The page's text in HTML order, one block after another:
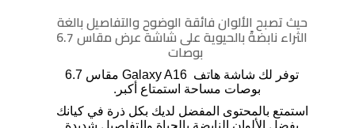
حيث تصبح الألوان فائقة الوضوح والتفاصيل بالغة
الثراء نابضةً بالحيوية على شاشة عرض مقاس 6.7
بوصات
توفر لك شاشة هاتف Galaxy A16
مقاس 6.7
بوصات مساحة استمتاع أكبر.
استمتع بالمحتوى المفضل لديك بكل ذرة في كيانك
بفضل الألوان النابضة بالحياة والتفاصيل شديدة